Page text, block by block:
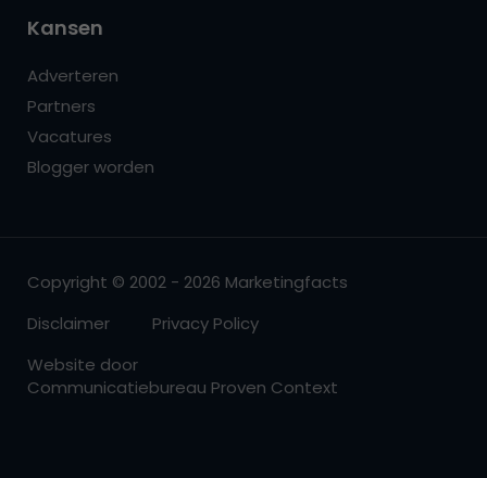
Kansen
Adverteren
Partners
Vacatures
Blogger worden
Copyright © 2002 - 2026 Marketingfacts
Disclaimer
Privacy Policy
Website door
Communicatiebureau Proven Context